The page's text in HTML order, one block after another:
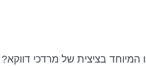
המיוחד בציצית של מרדכי דווקא?